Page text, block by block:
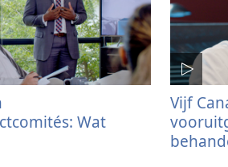
Wat
Vijf